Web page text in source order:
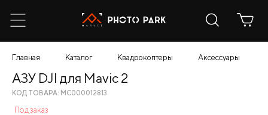
Главная Каталог Квадрокоптеры Аксессуары
АЗУ DJI для Mavic 2
КОД ТОВАРА: МС000012813
Под заказ